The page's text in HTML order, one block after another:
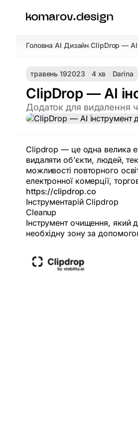
Головна/AI Дизайн/ClipDrop — AI
травень 192023 4 хв Darina
ClipDrop — AI
Додаток для видалення
Clipdrop — це одна велика
видаляти об’єкти, людей,
можливості повторного
електронної комерції,
https://clipdrop.co
Інструментарій Clipdrop
Cleanup
Інструмент очищення, який
необхідну зону за